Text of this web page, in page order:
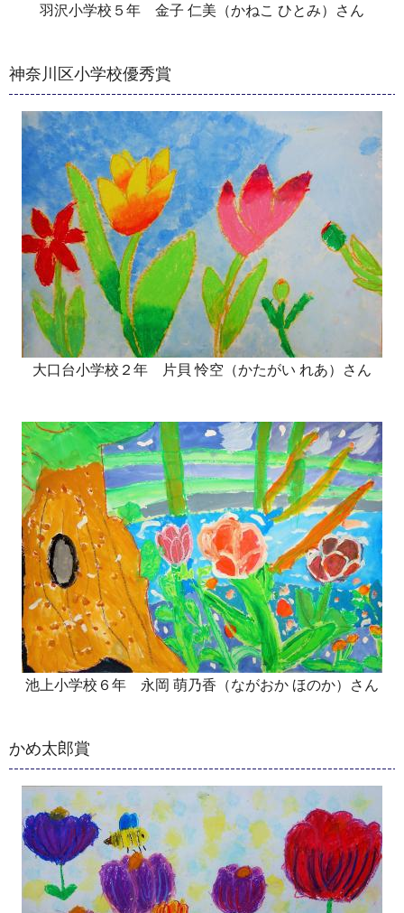
羽沢小学校５年 金子 仁美（かねこ ひとみ）さん
神奈川区小学校優秀賞
大口台小学校２年 片貝 怜空（かたがい れあ）さん
池上小学校６年 永岡 萌乃香（ながおか ほのか）さん
かめ太郎賞